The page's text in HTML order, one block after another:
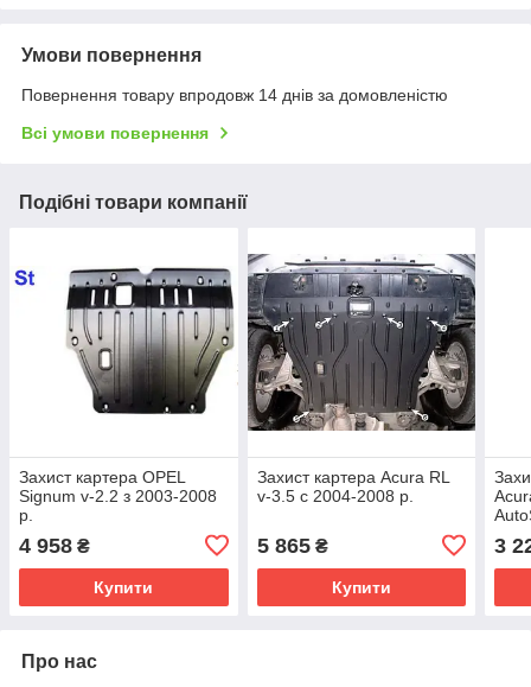
Умови повернення
Повернення товару впродовж 14 днів за домовленістю
Всі умови повернення
Подібні товари компанії
Захист картера OPEL
Signum v-2.2 з 2003-2008
р.
4 958 ₴
Купити
Захист картера Acura RL
v-3.5 с 2004-2008 р.
5 865₴
Купити
3
Про нас